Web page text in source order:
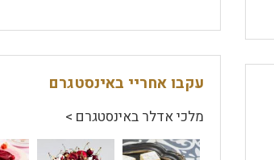
עקבו אחריי באינסטגרם
מלכי אדלר באינסטגרם >